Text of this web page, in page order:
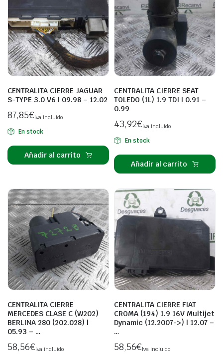
CENTRALITA CIERRE JAGUAR
S-TYPE 3.0 V6 | 09.98 – 12.02
87,85€Iva incluido
En stock
Añadir al carrito
CENTRALITA CIERRE SEAT
TOLEDO (1L) 1.9 TDI | 0.91 –
0.99
43,92€Iva incluido
En stock
Añadir al carrito
CENTRALITA CIERRE
MERCEDES CLASE C (W202)
BERLINA 280 (202.028) |
05.93 – …
58,56€Iva incluido
CENTRALITA CIERRE FIAT
CROMA (194) 1.9 16V Multijet
Dynamic (12.2007->) | 12.07 –
…
58,56€Iva incluido